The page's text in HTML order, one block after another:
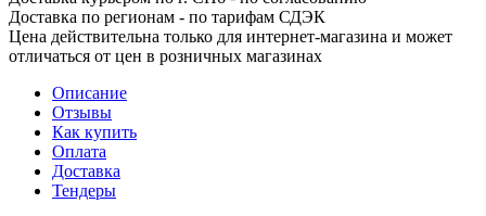
Доставка по регионам - по тарифам СДЭК
Цена действительна только для интернет-магазина и может
отличаться от цен в розничных магазинах
Описание
Отзывы
Как купить
Оплата
Доставка
Тендеры